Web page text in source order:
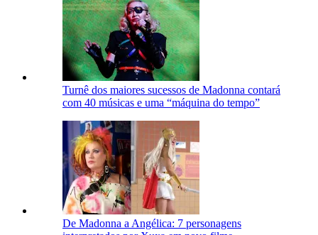
Turnê dos maiores sucessos de Madonna contará
com 40 músicas e uma “máquina do tempo”
De Madonna a Angélica: 7 personagens